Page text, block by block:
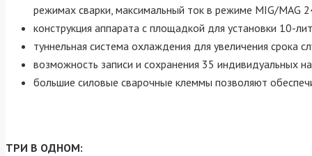
режимах сварки, максимальный ток в режиме MIG/MAG
конструкция аппарата с площадкой для установки 10-
туннельная система охлаждения для увеличения срока
возможность записи и сохранения 35 индивидуальных
большие силовые сварочные клеммы позволяют
ТРИ В ОДНОМ: